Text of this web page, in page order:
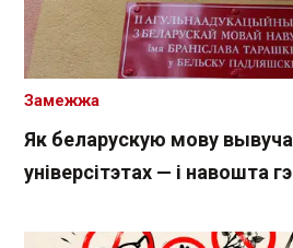
Як беларускую мову
універсітэтах — і навошта
Замежжа